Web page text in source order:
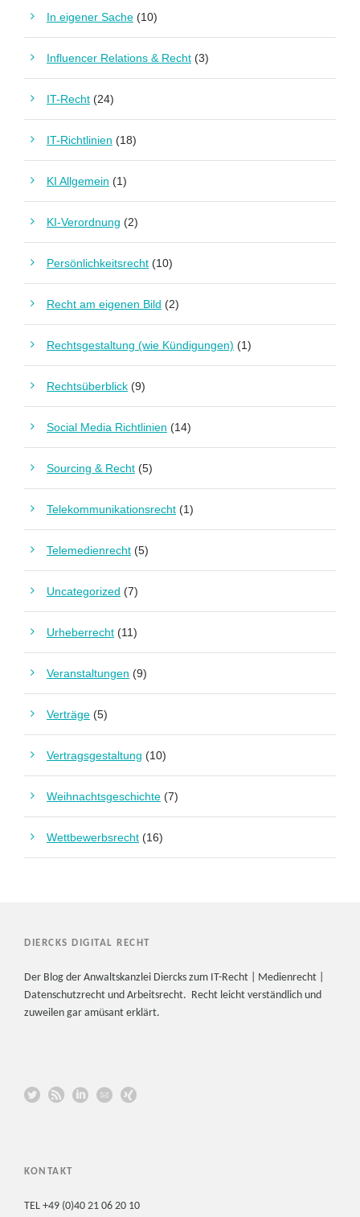
In eigener Sache (10)
Influencer Relations & Recht (3)
IT-Recht (24)
IT-Richtlinien (18)
KI Allgemein (1)
KI-Verordnung (2)
Persönlichkeitsrecht (10)
Recht am eigenen Bild (2)
Rechtsgestaltung (wie Kündigungen) (1)
Rechtsüberblick (9)
Social Media Richtlinien (14)
Sourcing & Recht (5)
Telekommunikationsrecht (1)
Telemedienrecht (5)
Uncategorized (7)
Urheberrecht (11)
Veranstaltungen (9)
Verträge (5)
Vertragsgestaltung (10)
Weihnachtsgeschichte (7)
Wettbewerbsrecht (16)
DIERCKS DIGITAL RECHT
Der Blog der Anwaltskanzlei Diercks zum IT-Recht | Medienrecht |
Datenschutzrecht und Arbeitsrecht. Recht leicht verständlich und
zuweilen gar amüsant erklärt.
KONTAKT
TEL +49 (0)40 21 06 20 10